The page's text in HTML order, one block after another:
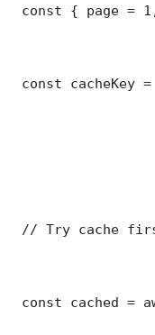
const { page =
const cacheKey
// Try cache
const cached =